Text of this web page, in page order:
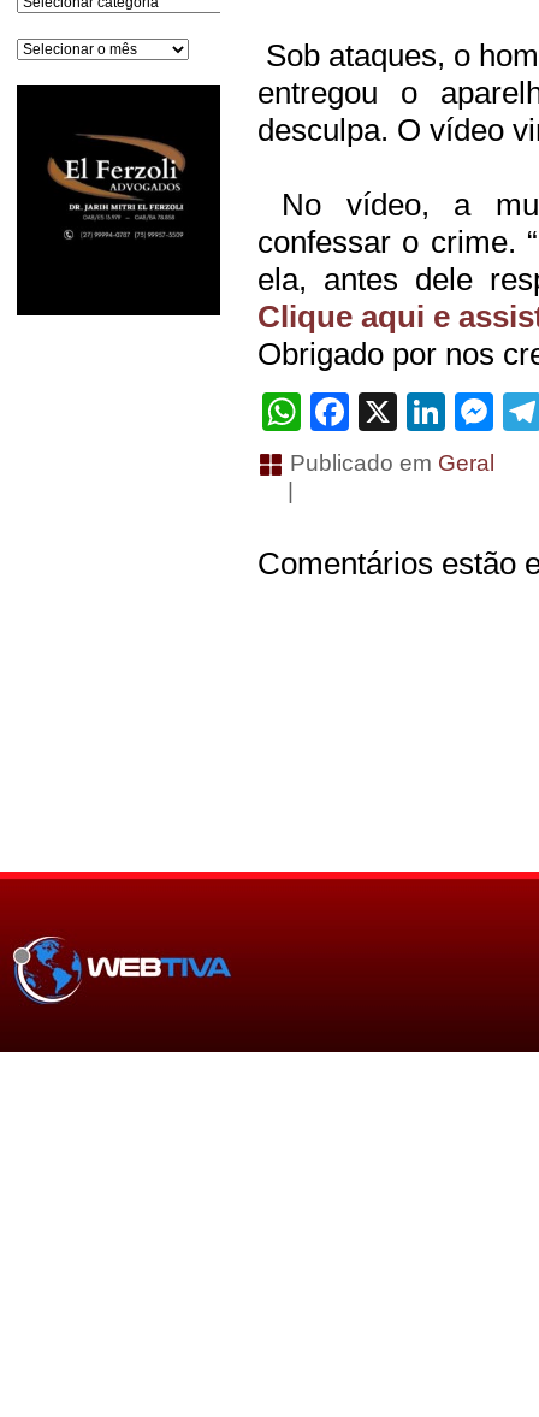
Arquivos
Sob ataques, o
entregou o
desculpa. O vídeo
No vídeo, a
confessar o crime.
ela, antes dele
Clique aqui e
Obrigado por nos
WhatsApp
Facebook
X
Publicado em Geral
Comentários estão